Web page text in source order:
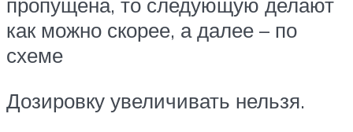
как можно скорее, а далее – по
схеме
Дозировку увеличивать нельзя.